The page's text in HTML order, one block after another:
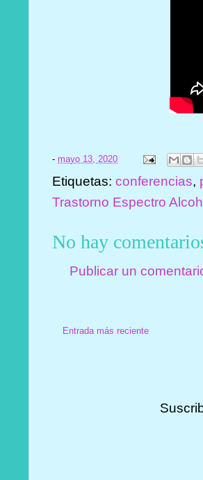
- mayo 13, 2020
Etiquetas:conferencias,
Trastorno Espectro
No hay
Publicar un
Entrada más reciente